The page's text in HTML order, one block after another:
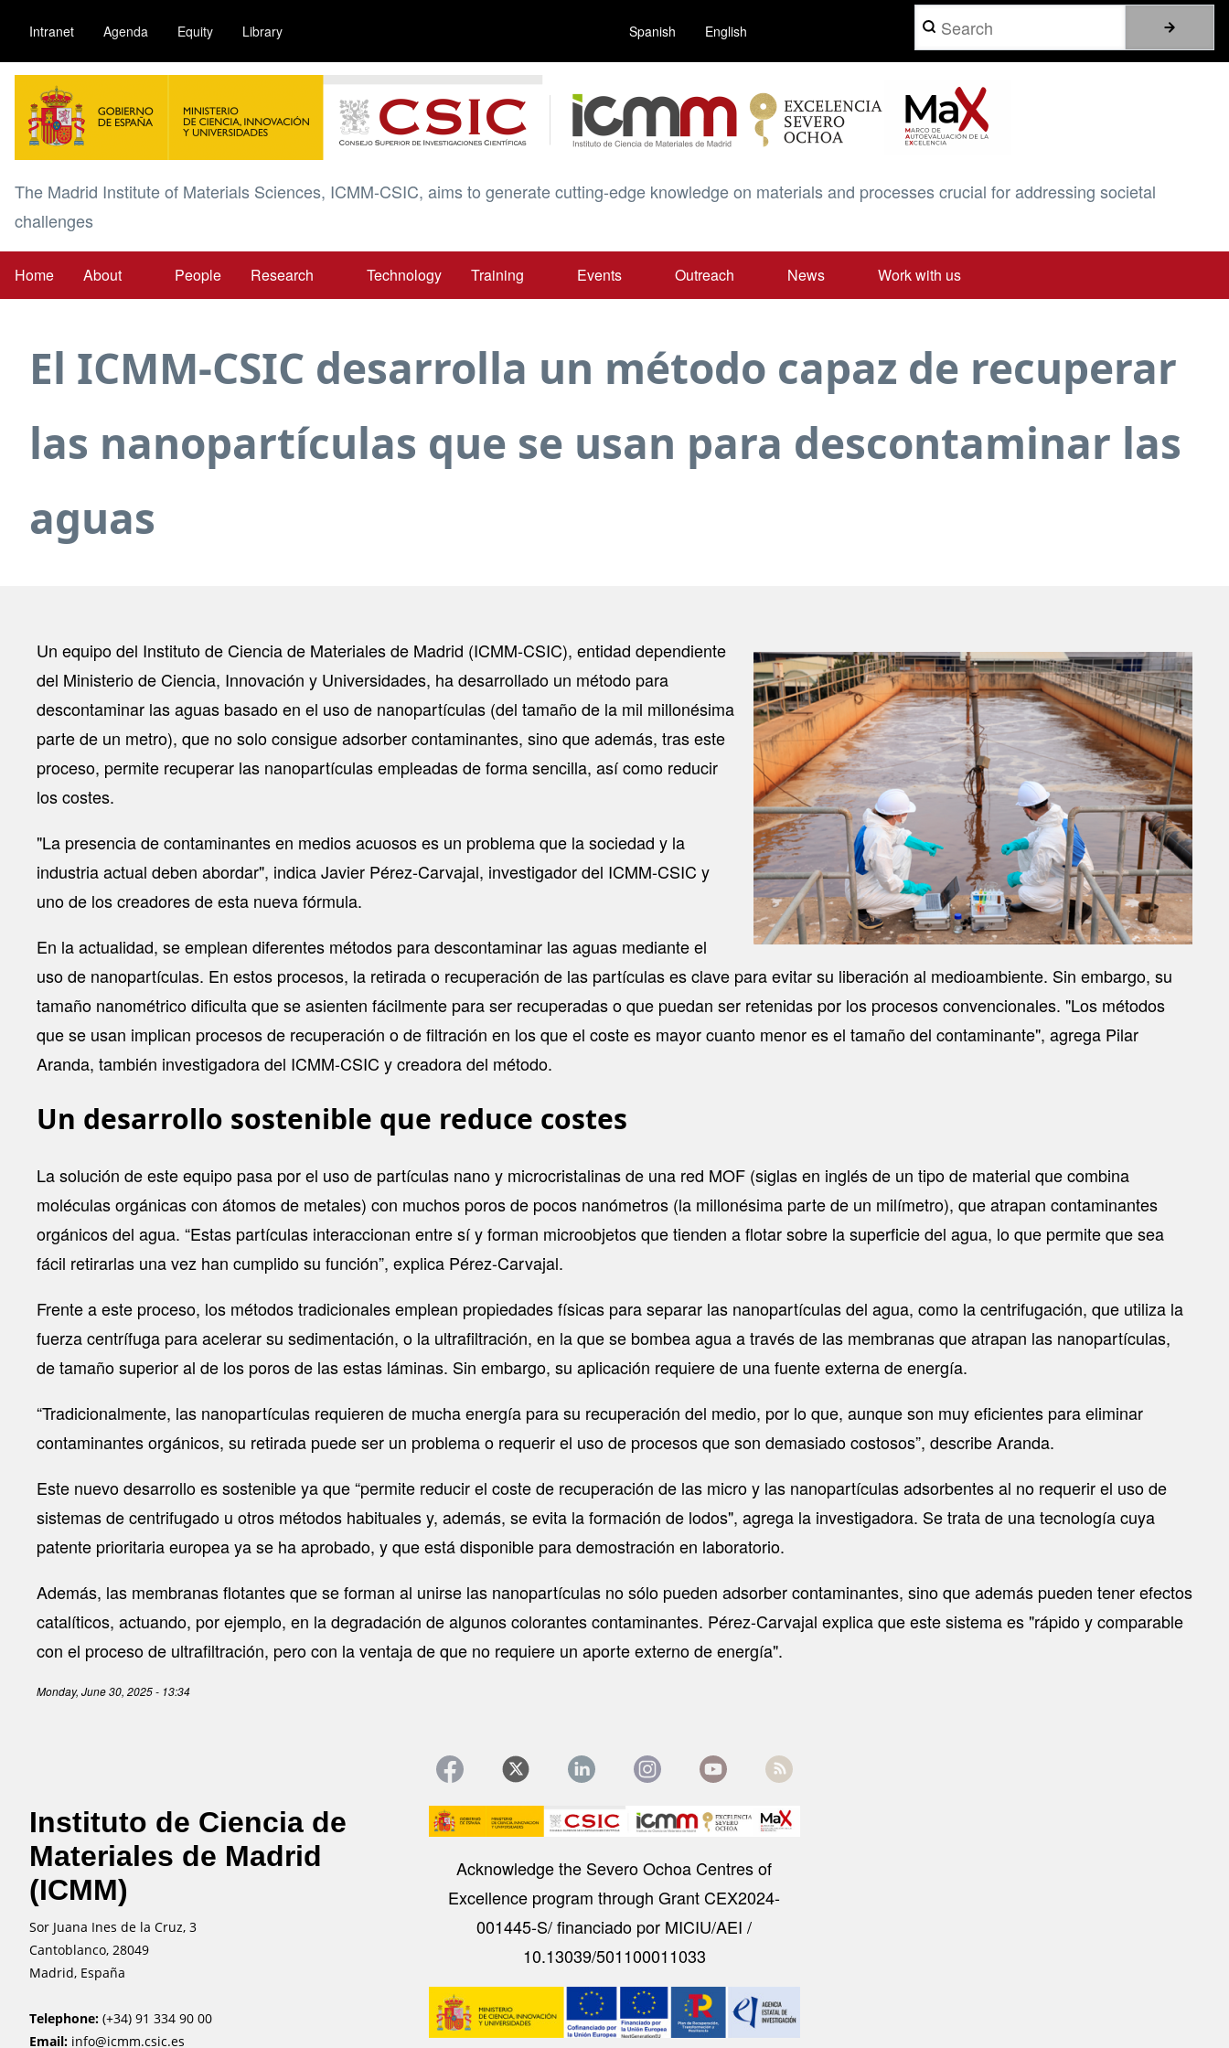
main
content
Intranet Agenda Equity Library Spanish English Search
Image
The Madrid Institute of Materials Sciences, ICMM-CSIC, aims to generate cutting-edge knowledge on materials and processes crucial for addressing societal
challenges
Main
Home About People Research Technology Training Events Outreach News Work with us
El ICMM-CSIC desarrolla un método capaz de recuperar
las nanopartículas que se usan para descontaminar las
aguas
Image
Un equipo del Instituto de Ciencia de Materiales de Madrid (ICMM-CSIC), entidad dependiente
del Ministerio de Ciencia, Innovación y Universidades, ha desarrollado un método para
descontaminar las aguas basado en el uso de nanopartículas (del tamaño de la mil millonésima
parte de un metro), que no solo consigue adsorber contaminantes, sino que además, tras este
proceso, permite recuperar las nanopartículas empleadas de forma sencilla, así como reducir
los costes.
"La presencia de contaminantes en medios acuosos es un problema que la sociedad y la
industria actual deben abordar", indica Javier Pérez-Carvajal, investigador del ICMM-CSIC y
uno de los creadores de esta nueva fórmula.
En la actualidad, se emplean diferentes métodos para descontaminar las aguas mediante el
uso de nanopartículas. En estos procesos, la retirada o recuperación de las partículas es clave para evitar su liberación al medioambiente. Sin embargo, su
tamaño nanométrico dificulta que se asienten fácilmente para ser recuperadas o que puedan ser retenidas por los procesos convencionales. "Los métodos
que se usan implican procesos de recuperación o de filtración en los que el coste es mayor cuanto menor es el tamaño del contaminante", agrega Pilar
Aranda, también investigadora del ICMM-CSIC y creadora del método.
Un desarrollo sostenible que reduce costes
La solución de este equipo pasa por el uso de partículas nano y microcristalinas de una red MOF (siglas en inglés de un tipo de material que combina
moléculas orgánicas con átomos de metales) con muchos poros de pocos nanómetros (la millonésima parte de un milímetro), que atrapan contaminantes
orgánicos del agua. “Estas partículas interaccionan entre sí y forman microobjetos que tienden a flotar sobre la superficie del agua, lo que permite que sea
fácil retirarlas una vez han cumplido su función”, explica Pérez-Carvajal.
Frente a este proceso, los métodos tradicionales emplean propiedades físicas para separar las nanopartículas del agua, como la centrifugación, que utiliza la
fuerza centrífuga para acelerar su sedimentación, o la ultrafiltración, en la que se bombea agua a través de las membranas que atrapan las nanopartículas,
de tamaño superior al de los poros de las estas láminas. Sin embargo, su aplicación requiere de una fuente externa de energía.
“Tradicionalmente, las nanopartículas requieren de mucha energía para su recuperación del medio, por lo que, aunque son muy eficientes para eliminar
contaminantes orgánicos, su retirada puede ser un problema o requerir el uso de procesos que son demasiado costosos”, describe Aranda.
Este nuevo desarrollo es sostenible ya que “permite reducir el coste de recuperación de las micro y las nanopartículas adsorbentes al no requerir el uso de
sistemas de centrifugado u otros métodos habituales y, además, se evita la formación de lodos", agrega la investigadora. Se trata de una tecnología cuya
patente prioritaria europea ya se ha aprobado, y que está disponible para demostración en laboratorio.
Además, las membranas flotantes que se forman al unirse las nanopartículas no sólo pueden adsorber contaminantes, sino que además pueden tener efectos
catalíticos, actuando, por ejemplo, en la degradación de algunos colorantes contaminantes. Pérez-Carvajal explica que este sistema es "rápido y comparable
con el proceso de ultrafiltración, pero con la ventaja de que no requiere un aporte externo de energía".
Monday, June 30, 2025 - 13:34
Instituto de Ciencia de
Materiales de Madrid
(ICMM)
Sor Juana Ines de la Cruz, 3
Cantoblanco, 28049
Madrid, España
Telephone: (+34) 91 334 90 00
Email: info@icmm.csic.es
Image
Acknowledge the Severo Ochoa Centres of
Excellence program through Grant CEX2024-
001445-S/ financiado por MICIU/AEI /
10.13039/501100011033
Image